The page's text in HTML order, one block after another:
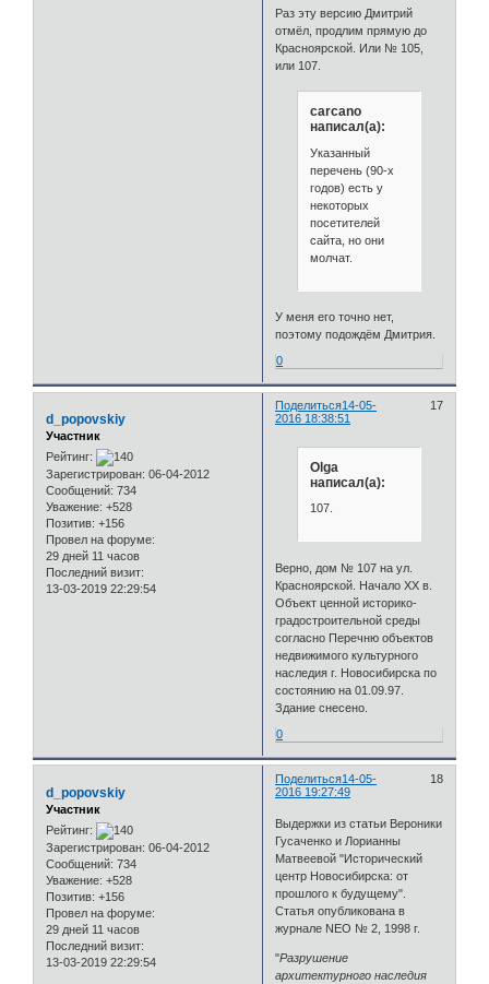
Раз эту версию Дмитрий
отмёл, продлим прямую до
Красноярской. Или № 105,
или 107.
carcano
написал(а):
Указанный
перечень (90-х
годов) есть у
некоторых
посетителей
сайта, но они
молчат.
У меня его точно нет,
поэтому подождём Дмитрия.
0
Поделиться 17
14-05-
2016 18:38:51
d_popovskiy
Участник
Рейтинг:
Зарегистрирован: 06-04-2012
Сообщений: 734
Уважение: +528
Позитив: +156
Провел на форуме:
29 дней 11 часов
Последний визит:
13-03-2019 22:29:54
Olga
написал(а):
107.
Верно, дом № 107 на ул.
Красноярской. Начало ХХ в.
Объект ценной историко-
градостроительной среды
согласно Перечню объектов
недвижимого культурного
наследия г. Новосибирска по
состоянию на 01.09.97.
Здание снесено.
0
Поделиться 18
14-05-
2016 19:27:49
d_popovskiy
Участник
Рейтинг:
Зарегистрирован: 06-04-2012
Сообщений: 734
Уважение: +528
Позитив: +156
Провел на форуме:
29 дней 11 часов
Последний визит:
13-03-2019 22:29:54
Выдержки из статьи Вероники
Гусаченко и Лорианны
Матвеевой "Исторический
центр Новосибирска: от
прошлого к будущему".
Статья опубликована в
журнале NEO № 2, 1998 г.
"Разрушение
архитектурного наследия